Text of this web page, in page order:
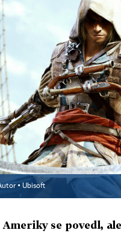
▪ Ubisoft
se povedl,